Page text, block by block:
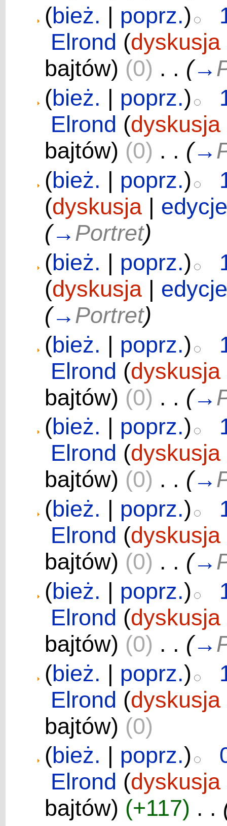
(bież. | poprz.)
Elrond (dyskusja
bajtów) (0) . . (→
(bież. | poprz.)
Elrond (dyskusja
bajtów) (0) . . (→
(bież. | poprz.)
(dyskusja |
(→Portret)
(bież. | poprz.)
(dyskusja |
(→Portret)
(bież. | poprz.)
Elrond (dyskusja
bajtów) (0) . . (→
(bież. | poprz.)
Elrond (dyskusja
bajtów) (0) . . (→
(bież. | poprz.)
Elrond (dyskusja
bajtów) (0) . . (→
(bież. | poprz.)
Elrond (dyskusja
bajtów) (0) . . (→
(bież. | poprz.)
Elrond (dyskusja
bajtów) (0)
(bież. | poprz.)
Elrond (dyskusja
bajtów) (+117) . .